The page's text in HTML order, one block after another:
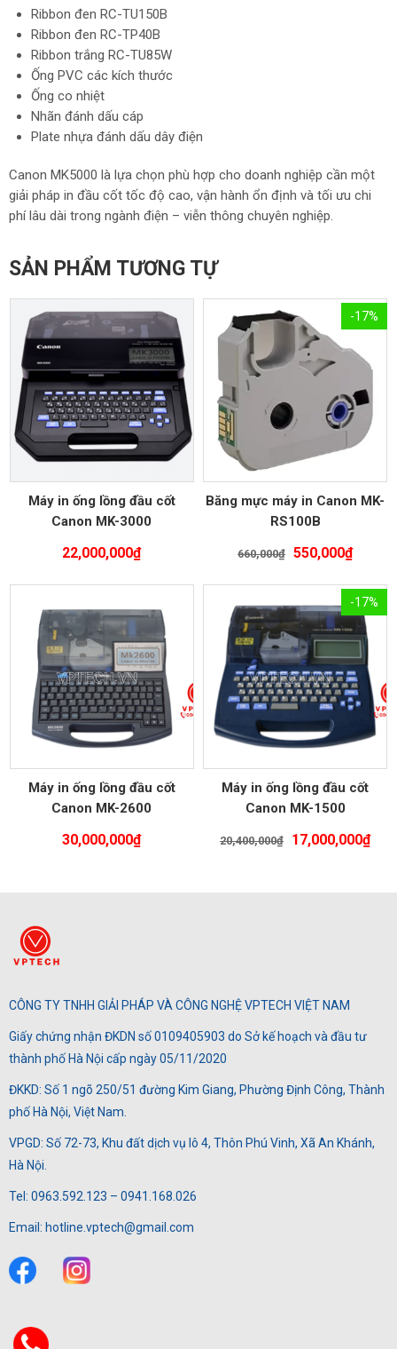
Ribbon đen RC-TU150B
Ribbon đen RC-TP40B
Ribbon trắng RC-TU85W
Ống PVC các kích thước
Ống co nhiệt
Nhãn đánh dấu cáp
Plate nhựa đánh dấu dây điện
Canon MK5000 là lựa chọn phù hợp cho doanh nghiệp cần một
giải pháp in đầu cốt tốc độ cao, vận hành ổn định và tối ưu chi
phí lâu dài trong ngành điện – viễn thông chuyên nghiệp.
SẢN PHẨM TƯƠNG TỰ
Máy in ống lồng đầu cốt
Canon MK-3000
22,000,000₫
-17%
Băng mực máy in Canon MK-
RS100B
660,000₫ Giá
660,000₫.
550,000₫Giá
tại
là:
Máy in ống lồng đầu cốt
Canon MK-2600
30,000,000₫
-17%
Máy in ống lồng đầu cốt
Canon MK-1500
20,400,000₫
Giá
17,000,000₫Giá
CÔNG TY TNHH GIẢI PHÁP VÀ CÔNG NGHỆ VPTECH VIỆT NAM
Giấy chứng nhận ĐKDN số 0109405903 do Sở kế hoạch và đầu tư
thành phố Hà Nội cấp ngày 05/11/2020
ĐKKD: Số 1 ngõ 250/51 đường Kim Giang, Phường Định Công, Thành
phố Hà Nội, Việt Nam.
VPGD: Số 72-73, Khu đất dịch vụ lô 4, Thôn Phú Vinh, Xã An Khánh,
Hà Nội.
Tel: 0963.592.123 – 0941.168.026
Email: hotline.vptech@gmail.com